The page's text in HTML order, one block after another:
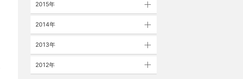
2015年
2014年
2013年
2012年